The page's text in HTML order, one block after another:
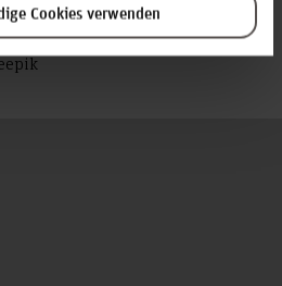
Cookies verwenden